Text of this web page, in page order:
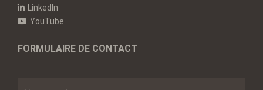
LinkedIn
YouTube
FORMULAIRE DE CONTACT